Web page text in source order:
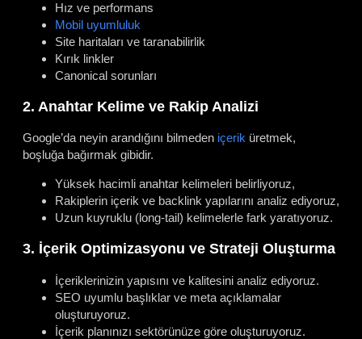
Hız ve performans
Mobil uyumluluk
Site haritaları ve taranabilirlik
Kırık linkler
Canonical sorunları
2. Anahtar Kelime ve Rakip Analizi
Google’da neyin arandığını bilmeden içerik üretmek,
boşluğa bağırmak gibidir.
Yüksek hacimli anahtar kelimeleri belirliyoruz,
Rakiplerin içerik ve backlink yapılarını analiz ediyoruz,
Uzun kuyruklu (long-tail) kelimelerle fark yaratıyoruz.
3. İçerik Optimizasyonu ve Strateji Oluşturma
İçeriklerinizin yapısını ve kalitesini analiz ediyoruz.
SEO uyumlu başlıklar ve meta açıklamalar
oluşturuyoruz.
İçerik planınızı sektörünüze göre oluşturuyoruz.